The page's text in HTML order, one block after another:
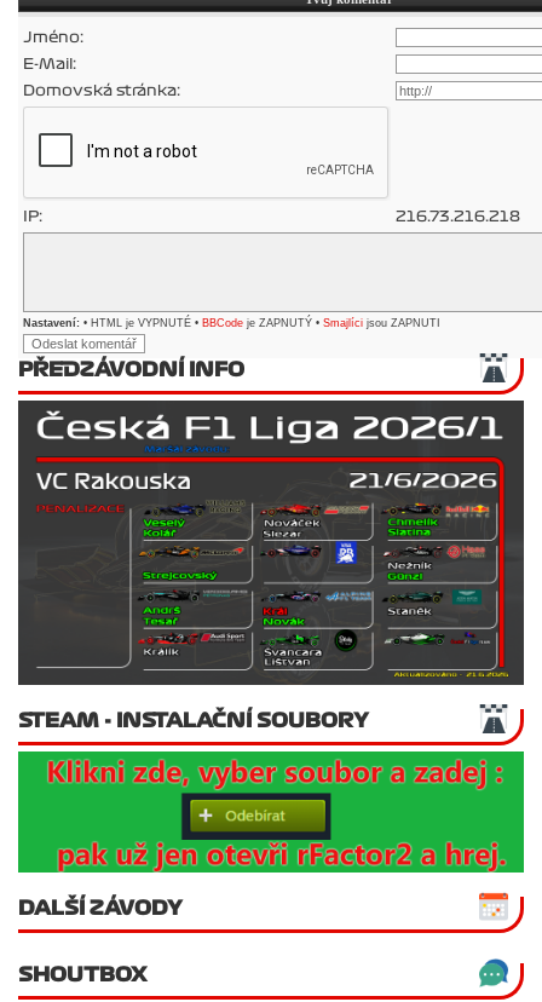
Jméno:
E-Mail:
Domovská stránka:
IP: 216.73.216.218
Nastavení: • HTML je VYPNUTÉ • BBCode je ZAPNUTÝ • Smajlíci jsou ZAPNUTI
PŘEDZÁVODNÍ INFO
STEAM - INSTALAČNÍ SOUBORY
DALŠÍ ZÁVODY
SHOUTBOX